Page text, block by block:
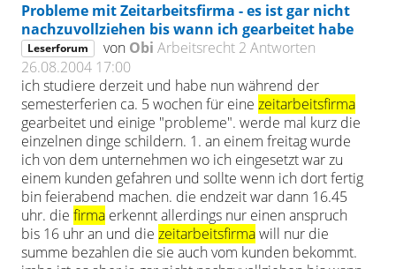
Probleme mit Zeitarbeitsfirma - es ist gar nicht
nachzuvollziehen bis wann ich gearbeitet habe
Leserforum von Obi Arbeitsrecht 2 Antworten
26.08.2004 17:00
ich studiere derzeit und habe nun während der
semesterferien ca. 5 wochen für einezeitarbeitsfirma
gearbeitet und einige "probleme". werde mal kurz die
einzelnen dinge schildern. 1. an einem freitag wurde
ich von dem unternehmen wo ich eingesetzt war zu
einem kunden gefahren und sollte wenn ich dort fertig
bin feierabend machen. die endzeit war dann 16.45
uhr. diefirma erkennt allerdings nur einen anspruch
bis 16 uhr an und diezeitarbeitsfirmawill nur die
summe bezahlen die sie auch vom kunden bekommt.